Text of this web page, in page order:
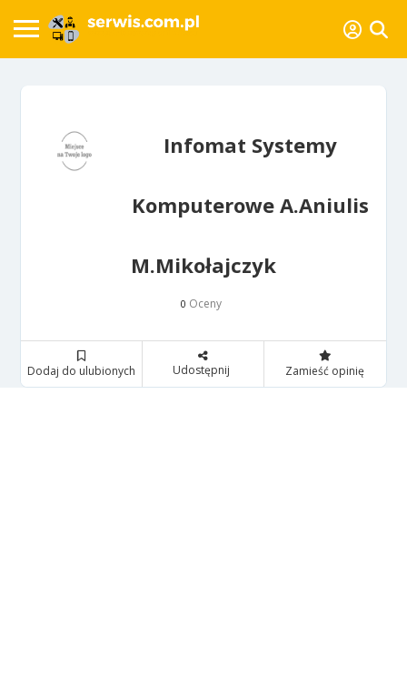
Infomat Systemy
Komputerowe A.Aniulis
M.Mikołajczyk
0 Oceny
Dodaj do ulubionych Udostępnij Zamieść opinię